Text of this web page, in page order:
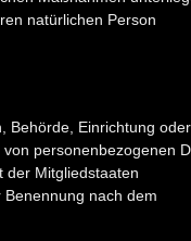
natürlichen Person
Behörde, Einrichtung oder
personenbezogenen
der Mitgliedstaaten
nach dem